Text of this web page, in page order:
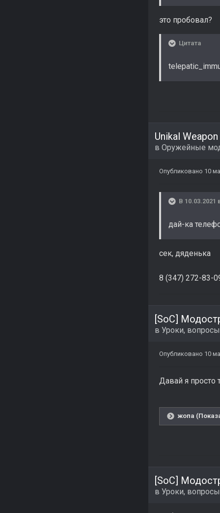
это пробовал?
Цитата
Unikal
в Оружейные
Опубликовано 10
В 10.03.2021
дай-ка
сек, дяденька
8 (347) 272-83-
[SoC]
в Уроки,
Опубликовано 10
Давай я просто
жопа
[SoC]
в Уроки,